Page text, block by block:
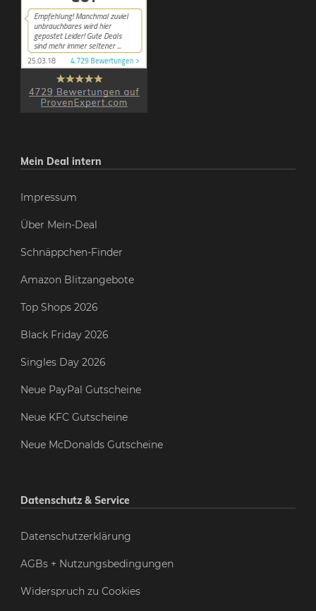
Mein Deal intern
Impressum
Über Mein-Deal
Schnäppchen-Finder
Amazon Blitzangebote
Top Shops 2026
Black Friday 2026
Singles Day 2026
Neue PayPal Gutscheine
Neue KFC Gutscheine
Neue McDonalds Gutscheine
Datenschutz & Service
Datenschutzerklärung
AGBs + Nutzungsbedingungen
Widerspruch zu Cookies